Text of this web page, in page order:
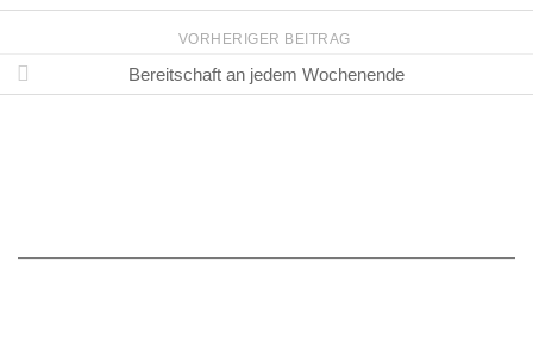
VORHERIGER BEITRAG
Bereitschaft an jedem Wochenende